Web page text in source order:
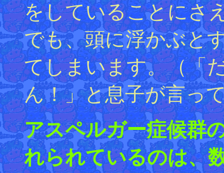
をしていることにさ
でも、頭に浮かぶと
てしまいます。（「
ん！」と息子が言っ
アスペルガー症候群
れられているのは、